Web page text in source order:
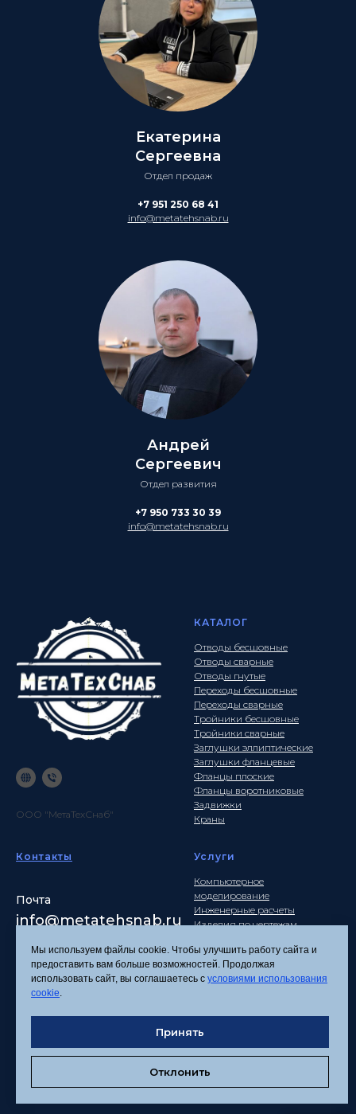
Екатерина
Сергеевна
Отдел продаж
+7 951 250 68 41
info@metatehsnab.ru
Андрей
Сергеевич
Отдел развития
+7 950 733 30 39
info@metatehsnab.ru
ООО "МетаТехСнаб"
КАТАЛОГ
Отводы бесшовные
Отводы сварные
Отводы гнутые
Переходы бесшовные
Переходы сварные
Тройники бесшовные
Тройники сварные
Заглушки эллиптические
Заглушки фланцевые
Фланцы плоские
Фланцы воротниковые
Задвижки
Краны
Контакты
Почта
info@metatehsnab.ru
Услуги
Компьютерное
моделирование
Инженерные расчеты
Изделия по чертежам
Политика
Согласие на обработку
персональных данных
Соглашение об
Мы используем файлы cookie. Чтобы улучшить работу сайта и
предоставить вам больше возможностей. Продолжая
использовать сайт, вы соглашаетесь с условиями использования
cookie.
Принять
Отклонить